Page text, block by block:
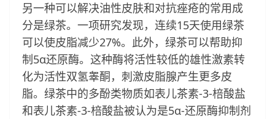
另一种可以解决油性皮肤和对抗痤疮的常用成
分是绿茶。一项研究发现，连续15天使用绿茶
可以使皮脂减少27%。此外，绿茶可以帮助抑
制5α还原酶。这种酶将活性较低的雄性激素转
化为活性双氢睾酮，刺激皮脂腺产生更多皮
脂。绿茶中的多酚类物质如表儿茶素-3-棓酸盐
和表儿茶素-3-棓酸盐被认为是5α-还原酶抑制剂